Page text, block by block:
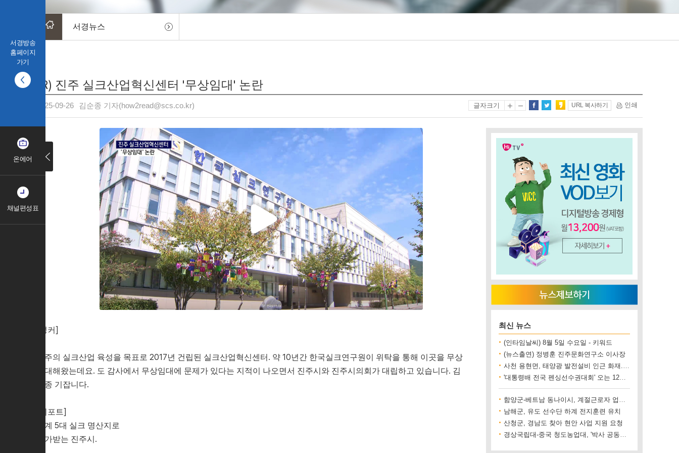
서경방송
홈페이지
가기
온에어
채널편성표
서경뉴스
(R) 진주 실크산업혁신센터 '무상임대' 논란
2025-09-26 김순종 기자(how2read@scs.co.kr) 글자크기 URL 복사하기 인쇄
[앵커]
진주의 실크산업 육성을 목표로 2017년 건립된 실크산업혁신센터. 약 10년간 한국실크연구원이 위탁을 통해 이곳을 무상
임대해왔는데요. 도 감사에서 무상임대에 문제가 있다는 지적이 나오면서 진주시와 진주시의회가 대립하고 있습니다. 김
순종 기잡니다.
[리포트]
세계 5대 실크 명산지로
평가받는 진주시.
최신 뉴스
(인타임날씨) 8월 5일 수요일 - 키워드
(뉴스출연) 정병훈 진주문화연구소 이사장
사천 용현면, 태양광 발전설비 인근 화재..재산 피해 500만 원 상당
'대통령배 전국 펜싱선수권대회' 오는 12일 진주에서 개최
함양군-베트남 동나이시, 계절근로자 업무협약 체결
남해군, 유도 선수단 하계 전지훈련 유치
산청군, 경남도 찾아 현안 사업 지원 요청
경상국립대-중국 청도농업대, '박사 공동양성' 업무협약 체결